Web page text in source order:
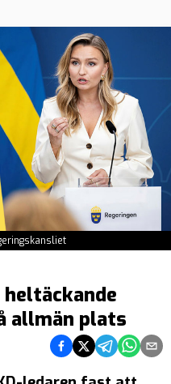
heltäckande
allmän plats
Dela på Facebook
Dela på Twitter
Dela påDela på
Dela